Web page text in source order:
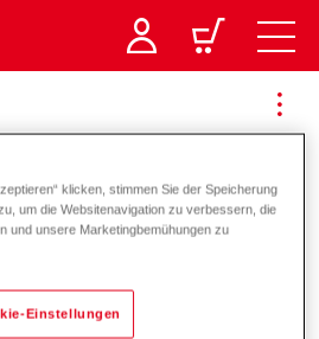
für Energie und
klicken, stimmen Sie der Speicherung
um die Websitenavigation zu verbessern, die
und unsere Marketingbemühungen zu
Einstellungen